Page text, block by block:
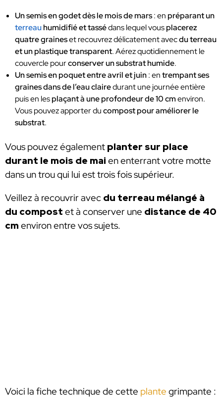
Un semis en godet dès le mois de mars: en préparant un
terreauhumidifié et tassédans lequel vousplacerez
quatre graineset recouvrez délicatement avecdu terreau
et un plastique transparent. Aérez quotidiennement le
couvercle pourconserver un substrat humide.
Un semis en poquet entre avril et juin: entrempant ses
graines dans de l’eau clairedurant une journée entière
puis en lesplaçant à une profondeur de 10 cmenviron.
Vous pouvez apporter ducompost pour améliorer le
substrat.
Vous pouvez également planter sur place
durant le mois de mai en enterrant votre motte
dans un trou qui lui est trois fois supérieur.
Veillez à recouvrir avec du terreau mélangé à
du compost et à conserver une distance de 40
cm environ entre vos sujets.
Voici la fiche technique de cette plante grimpante :